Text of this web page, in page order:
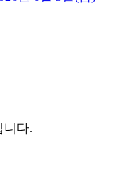
니다.